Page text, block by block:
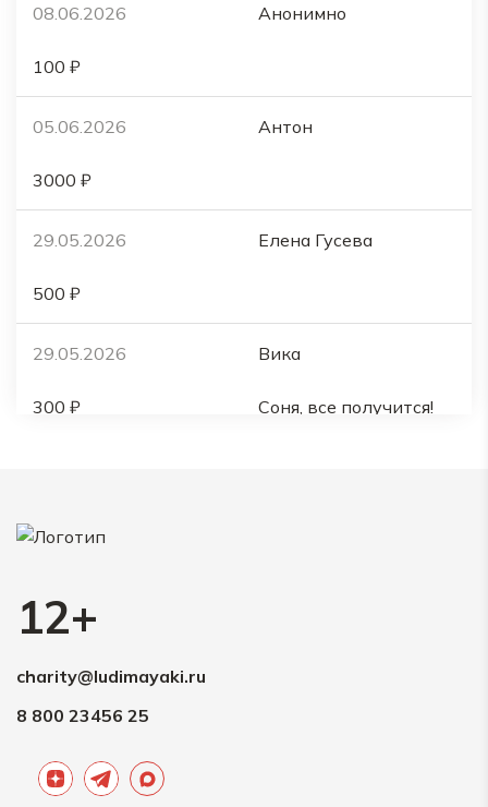
08.06.2026 Анонимно
100 ₽
05.06.2026 Антон
3000 ₽
29.05.2026 Елена Гусева
500 ₽
29.05.2026 Вика
300 ₽ Соня, все получится!
500 ₽
13.05.2026
100 ₽
12+
charity@ludimayaki.ru
8 800 23456 25